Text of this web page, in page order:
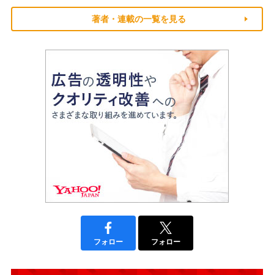
著者・連載の一覧を見る
フォロー フォロー